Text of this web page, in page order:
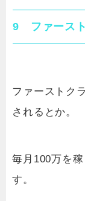
9 ファース
ファーストク
されるとか。
毎月100万を
す。